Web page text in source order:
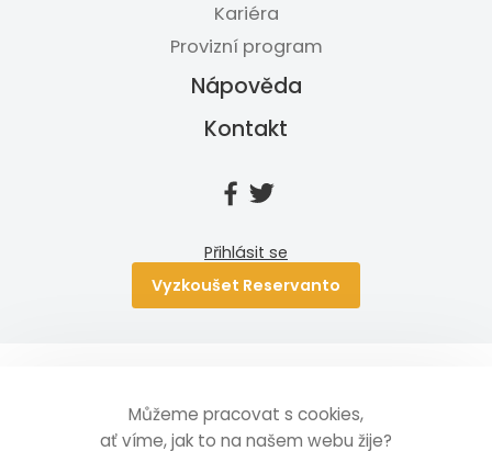
Můžeme pracovat s cookies,
ať víme, jak to na našem webu žije?
Kariéra
Provizní program
Nápověda
Kontakt
Přihlásit se
Vyzkoušet Reservanto
Tento web používá k poskytování služeb, personalizaci